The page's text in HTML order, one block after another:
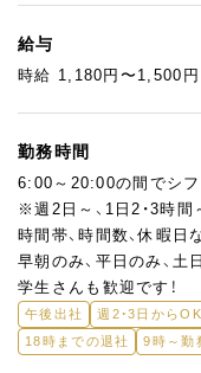
冷生地を仕入れている
成形・焼成からスター
さらに、大手企業のレ
を作り続けるわけではあ
給与
時給 1,180円〜1,500円
勤務時間
6:00～20:00の間でシフ
※週2日～、1日2・3時間
時間帯、時間数、休暇日
早朝のみ、平日のみ、土
学生さんも歓迎です！
午後出社 週2・3日からOK
18時までの退社
9時～勤